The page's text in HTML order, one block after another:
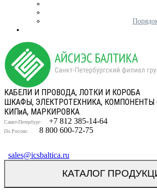
КАБЕЛИ И ПРОВОДА, ЛОТКИ И КОРОБА
ШКАФЫ, ЭЛЕКТРОТЕХНИКА, КОМПОНЕНТЫ
КИПиА, МАРКИРОВКА
Санкт-Петербург: +7 812 385-14-64
По России: 8 800 600-72-75
sales@icsbaltica.ru
КАТАЛОГ